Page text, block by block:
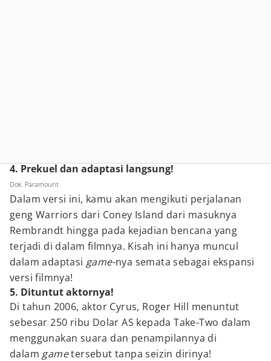
4. Prekuel dan adaptasi langsung!
Dok. Paramount
Dalam versi ini, kamu akan mengikuti perjalanan
geng Warriors dari Coney Island dari masuknya
Rembrandt hingga pada kejadian bencana yang
terjadi di dalam filmnya. Kisah ini hanya muncul
dalam adaptasi game-nya semata sebagai ekspansi
versi filmnya!
5. Dituntut aktornya!
Di tahun 2006, aktor Cyrus, Roger Hill menuntut
sebesar 250 ribu Dolar AS kepada Take-Two dalam
menggunakan suara dan penampilannya di
dalam gametersebut tanpa seizin dirinya!